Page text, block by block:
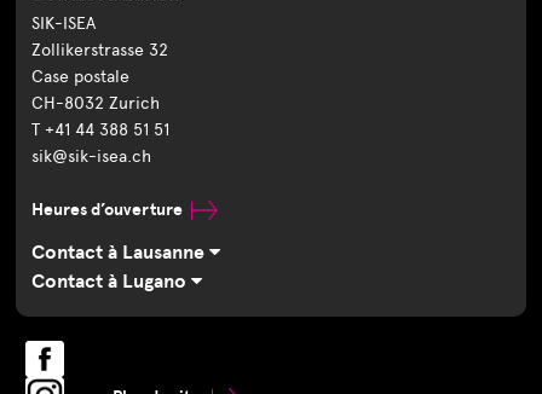
SIK-ISEA
Zollikerstrasse 32
Case postale
CH-8032 Zurich
T +41 44 388 51 51
sik@sik-isea.ch
Heures d’ouverture
Contact à Lausanne
Contact à Lugano